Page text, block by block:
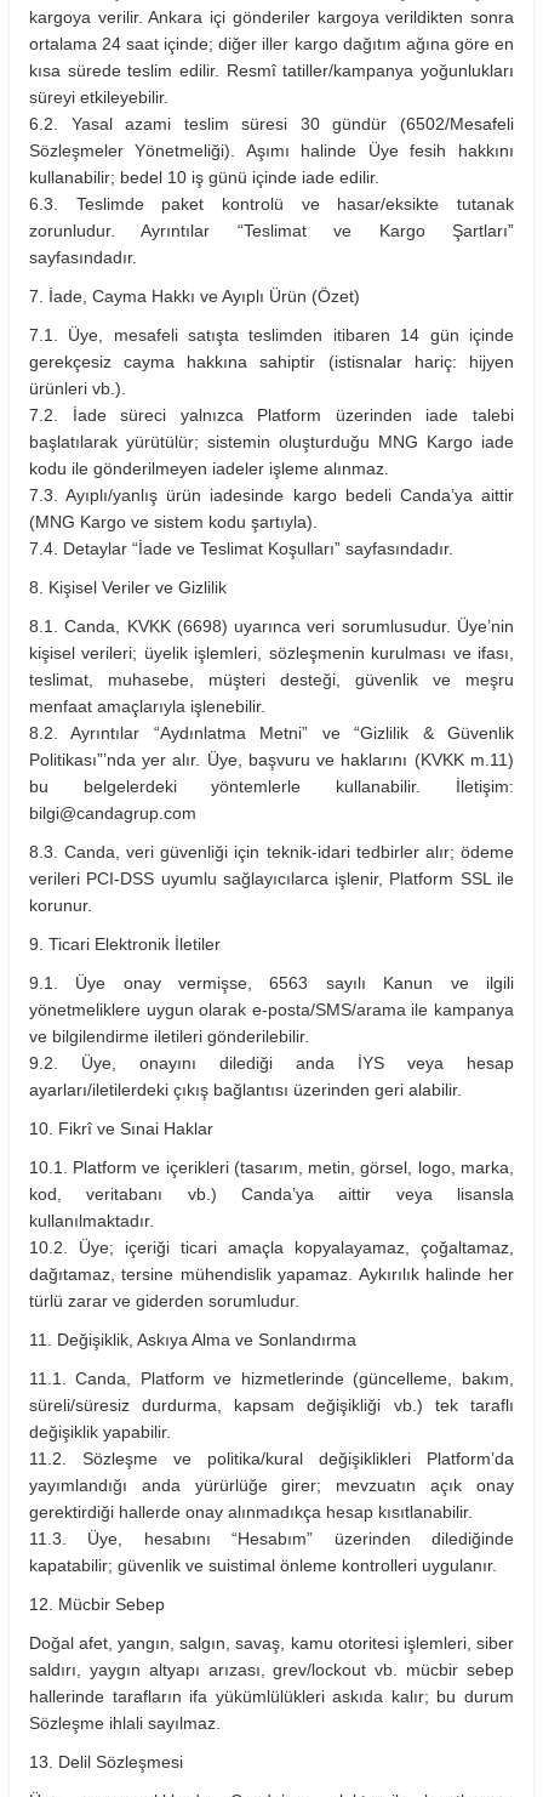
kargoya verilir. Ankara içi gönderiler kargoya verildikten sonra
ortalama 24 saat içinde; diğer iller kargo dağıtım ağına göre en
kısa sürede teslim edilir. Resmî tatiller/kampanya yoğunlukları
süreyi etkileyebilir.
6.2. Yasal azami teslim süresi 30 gündür (6502/Mesafeli
Sözleşmeler Yönetmeliği). Aşımı halinde Üye fesih hakkını
kullanabilir; bedel 10 iş günü içinde iade edilir.
6.3. Teslimde paket kontrolü ve hasar/eksikte tutanak
zorunludur. Ayrıntılar “Teslimat ve Kargo Şartları”
sayfasındadır.
7. İade, Cayma Hakkı ve Ayıplı Ürün (Özet)
7.1. Üye, mesafeli satışta teslimden itibaren 14 gün içinde
gerekçesiz cayma hakkına sahiptir (istisnalar hariç: hijyen
ürünleri vb.).
7.2. İade süreci yalnızca Platform üzerinden iade talebi
başlatılarak yürütülür; sistemin oluşturduğu MNG Kargo iade
kodu ile gönderilmeyen iadeler işleme alınmaz.
7.3. Ayıplı/yanlış ürün iadesinde kargo bedeli Canda’ya aittir
(MNG Kargo ve sistem kodu şartıyla).
7.4. Detaylar “İade ve Teslimat Koşulları” sayfasındadır.
8. Kişisel Veriler ve Gizlilik
8.1. Canda, KVKK (6698) uyarınca veri sorumlusudur. Üye’nin
kişisel verileri; üyelik işlemleri, sözleşmenin kurulması ve ifası,
teslimat, muhasebe, müşteri desteği, güvenlik ve meşru
menfaat amaçlarıyla işlenebilir.
8.2. Ayrıntılar “Aydınlatma Metni” ve “Gizlilik & Güvenlik
Politikası”’nda yer alır. Üye, başvuru ve haklarını (KVKK m.11)
bu belgelerdeki yöntemlerle kullanabilir. İletişim:
bilgi@candagrup.com
8.3. Canda, veri güvenliği için teknik-idari tedbirler alır; ödeme
verileri PCI-DSS uyumlu sağlayıcılarca işlenir, Platform SSL ile
korunur.
9. Ticari Elektronik İletiler
9.1. Üye onay vermişse, 6563 sayılı Kanun ve ilgili
yönetmeliklere uygun olarak e-posta/SMS/arama ile kampanya
ve bilgilendirme iletileri gönderilebilir.
9.2. Üye, onayını dilediği anda İYS veya hesap
ayarları/iletilerdeki çıkış bağlantısı üzerinden geri alabilir.
10. Fikrî ve Sınai Haklar
10.1. Platform ve içerikleri (tasarım, metin, görsel, logo, marka,
kod, veritabanı vb.) Canda’ya aittir veya lisansla
kullanılmaktadır.
10.2. Üye; içeriği ticari amaçla kopyalayamaz, çoğaltamaz,
dağıtamaz, tersine mühendislik yapamaz. Aykırılık halinde her
türlü zarar ve giderden sorumludur.
11. Değişiklik, Askıya Alma ve Sonlandırma
11.1. Canda, Platform ve hizmetlerinde (güncelleme, bakım,
süreli/süresiz durdurma, kapsam değişikliği vb.) tek taraflı
değişiklik yapabilir.
11.2. Sözleşme ve politika/kural değişiklikleri Platform’da
yayımlandığı anda yürürlüğe girer; mevzuatın açık onay
gerektirdiği hallerde onay alınmadıkça hesap kısıtlanabilir.
11.3. Üye, hesabını “Hesabım” üzerinden dilediğinde
kapatabilir; güvenlik ve suistimal önleme kontrolleri uygulanır.
12. Mücbir Sebep
Doğal afet, yangın, salgın, savaş, kamu otoritesi işlemleri, siber
saldırı, yaygın altyapı arızası, grev/lockout vb. mücbir sebep
hallerinde tarafların ifa yükümlülükleri askıda kalır; bu durum
Sözleşme ihlali sayılmaz.
13. Delil Sözleşmesi